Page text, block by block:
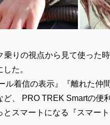
乗りの視点から見て使った
た。
ル着信の表示』『離れた
、 PRO TREK Smartの便
スマートになる『スマー